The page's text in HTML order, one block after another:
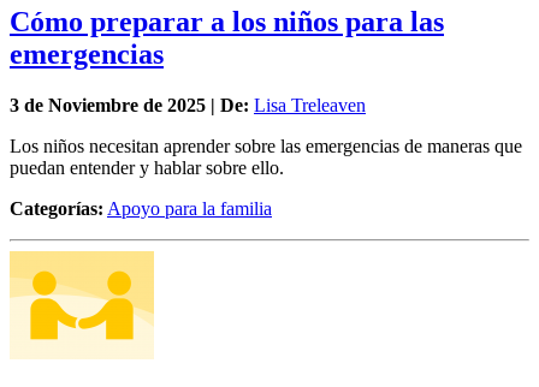
Cómo preparar a los niños para las
emergencias
3 de Noviembre de 2025 | De: Lisa Treleaven
Los niños necesitan aprender sobre las emergencias de maneras que
puedan entender y hablar sobre ello.
Categorías: Apoyo para la familia